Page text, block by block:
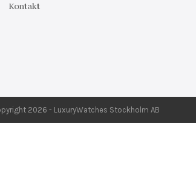
Kontakt
2026 - LuxuryWatches Stockholm AB